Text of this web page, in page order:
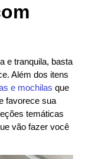
e tranquila, basta
Além dos itens
e mochilas que
favorece sua
temáticas
vão fazer você